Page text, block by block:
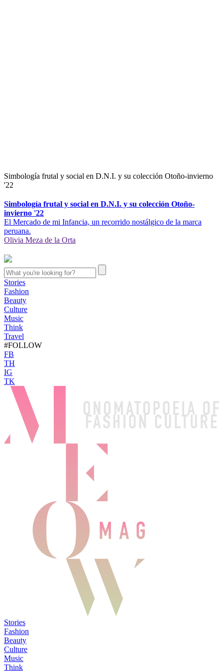
Simbología frutal y social en D.N.I. y su colección Otoño-invierno
'22
Simbología frutal y social en D.N.I. y su colección Otoño-
invierno '22
El Mercado de mi Infancia, un recorrido nostálgico de la marca
peruana.
Olivia Meza de la Orta
Stories
Fashion
Beauty
Culture
Music
Think
Travel
#FOLLOW
FB
TH
IG
TK
Stories
Fashion
Beauty
Culture
Music
Think